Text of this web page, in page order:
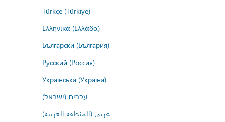
Türkçe (Türkiye)
Ελληνικά (Ελλάδα)
Български (България)
Русский (Россия)
Українська (Україна)
עברית (ישראל)
عربي (المنطقة العربية)